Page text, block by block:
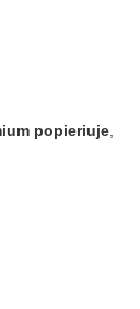
popieriuje